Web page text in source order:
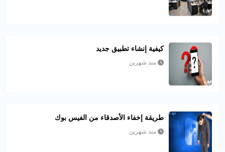
كيفية إنشاء تطبيق جديد
منذ شهرين
طريقة إخفاء الأصدقاء من الفيس بوك
منذ شهرين